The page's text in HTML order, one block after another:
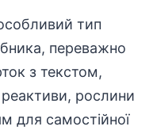
тип
переважно
з текстом,
рослини
для самостійної